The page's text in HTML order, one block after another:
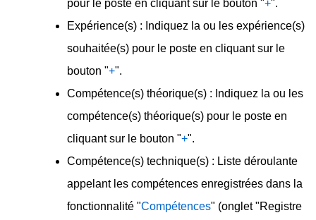
pour le poste en cliquant sur le bouton "+".
Expérience(s) : Indiquez la ou les expérience(s)
souhaitée(s) pour le poste en cliquant sur le
bouton "+".
Compétence(s) théorique(s) : Indiquez la ou les
compétence(s) théorique(s) pour le poste en
cliquant sur le bouton "+".
Compétence(s) technique(s) : Liste déroulante
appelant les compétences enregistrées dans la
fonctionnalité "Compétences" (onglet "Registre